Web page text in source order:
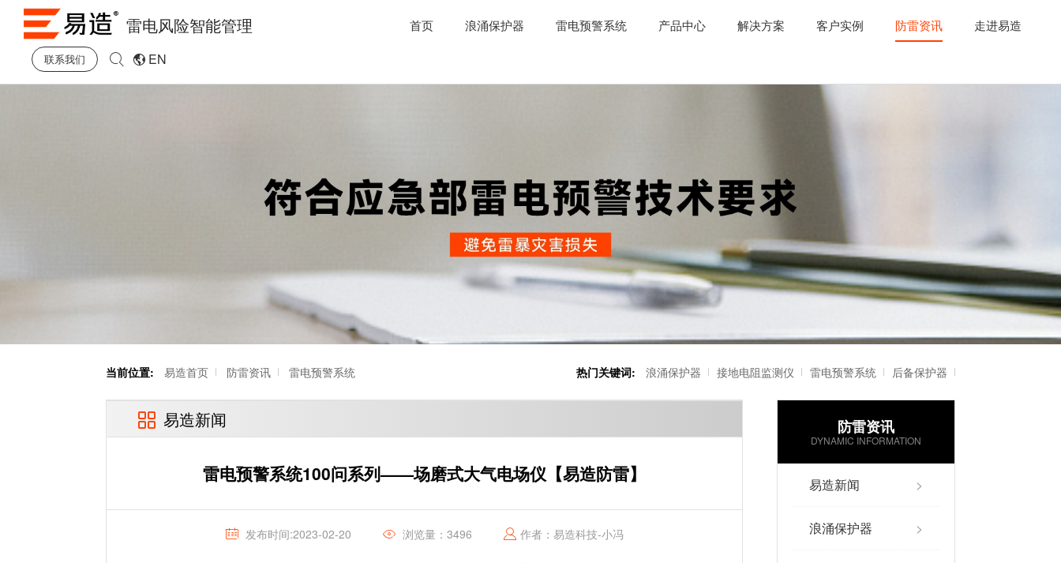
雷电风险智能管理 首页 浪涌保护器 雷电预警系统 产品中心 解决方案 客户实例 防雷资讯 走进易造
联系我们 EN
当前位置: 易造首页 防雷资讯 雷电预警系统 热门关键词: 浪涌保护器 接地电阻监测仪 雷电预警系统 后备保护器
雷电记录仪 智能防雷系统
易造新闻
雷电预警系统100问系列——场磨式大气电场仪【易造防雷】
发布时间:2023-02-20 浏览量：3496 作者：易造科技-小冯
防雷资讯
DYNAMIC INFORMATION
易造新闻 >
浪涌保护器 >